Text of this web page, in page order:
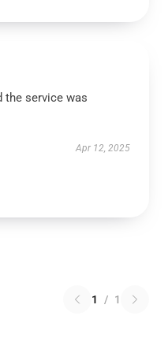
the service was
Apr 12, 2025
1 / 1